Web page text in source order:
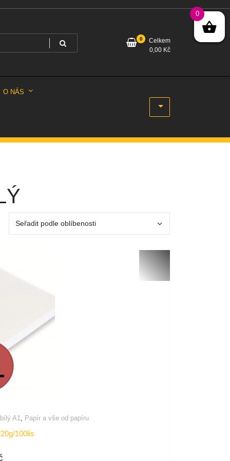
0
Celkem
0,00 Kč
O NÁS
A1 Papír a vše od papíru
100lis
0